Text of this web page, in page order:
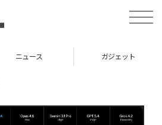
toggle
ニュース ガジェット